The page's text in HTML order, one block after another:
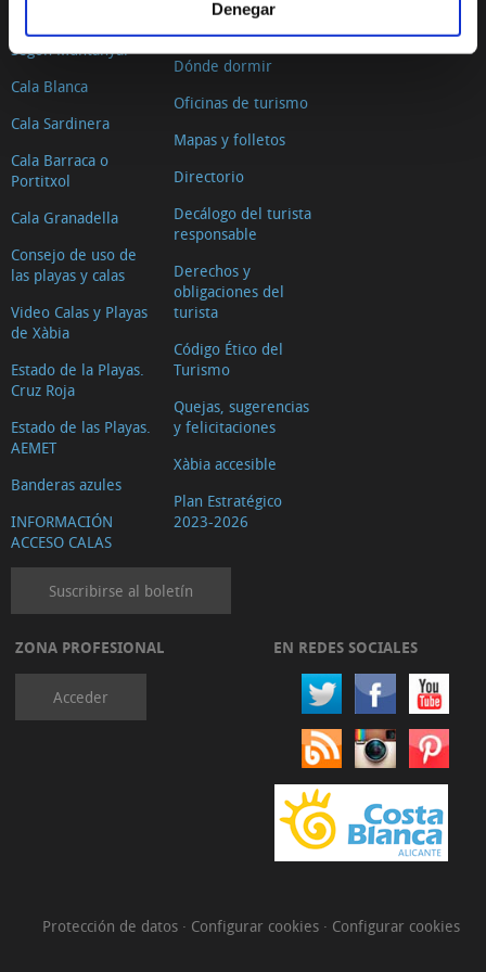
Denegar
Segon Muntanyar
Cala Blanca
Cala Sardinera
Cala Barraca o
Portitxol
Cala Granadella
Consejo de uso de
las playas y calas
Video Calas y Playas
de Xàbia
Estado de la Playas.
Cruz Roja
Estado de las Playas.
AEMET
Banderas azules
INFORMACIÓN
ACCESO CALAS
Dónde comer
Dónde dormir
Oficinas de turismo
Mapas y folletos
Directorio
Decálogo del turista
responsable
Derechos y
obligaciones del
turista
Código Ético del
Turismo
Quejas, sugerencias
y felicitaciones
Xàbia accesible
Plan Estratégico
2023-2026
Suscribirse al boletín
ZONA PROFESIONAL
Acceder
EN REDES SOCIALES
Protección de datos · Configurar cookies · Configurar cookies